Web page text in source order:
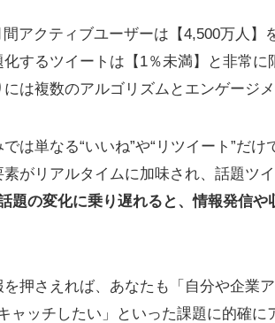
アクティブユーザーは【4,500万人】
するツイートは【1％未満】と非常
は複数のアルゴリズムとエンゲージ
は単なる“いいね”や“リツイート”だ
がリアルタイムに加味され、話題ツ
題の変化に乗り遅れると、情報発信
押さえれば、あなたも「自分や企業
ャッチしたい」といった課題に的確に